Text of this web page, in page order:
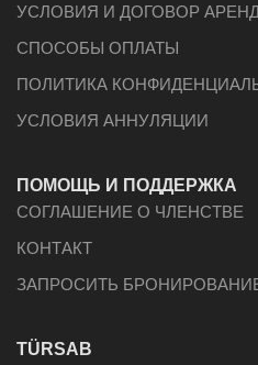
УСЛОВИЯ И ДОГОВОР
СПОСОБЫ ОПЛАТЫ
ПОЛИТИКА
УСЛОВИЯ АННУЛЯЦИИ
ПОМОЩЬ И ПОДДЕРЖКА
СОГЛАШЕНИЕ О ЧЛЕНСТВЕ
КОНТАКТ
ЗАПРОСИТЬ
TÜRSAB